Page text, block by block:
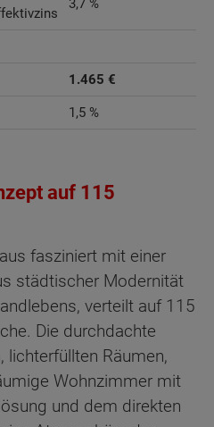
3,7 %
1.465 €
1,5 %
auf 115
fasziniert mit einer
städtischer Modernität
verteilt auf 115
Die durchdachte
Räumen,
Wohnzimmer mit
und dem direkten